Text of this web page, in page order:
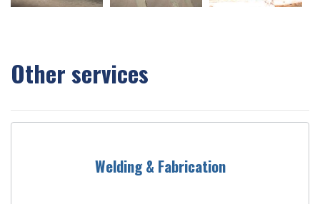
Other services
Welding & Fabrication